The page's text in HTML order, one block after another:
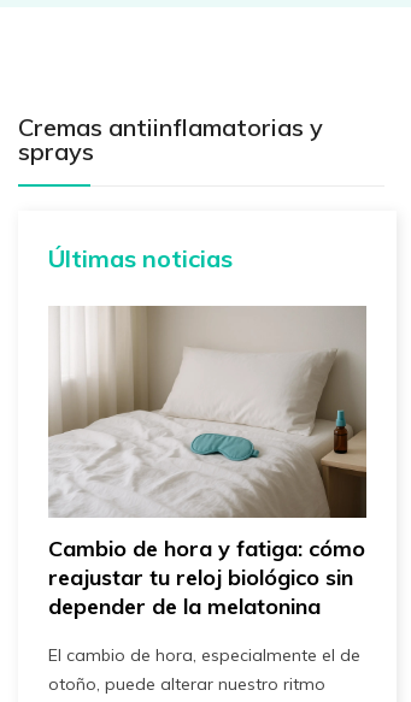
Cremas antiinflamatorias y
sprays
Últimas noticias
Cambio de hora y fatiga: cómo
reajustar tu reloj biológico sin
depender de la melatonina
El cambio de hora, especialmente el de
otoño, puede alterar nuestro ritmo